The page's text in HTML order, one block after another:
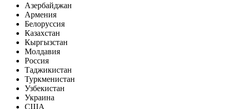
Азербайджан
Армения
Белоруссия
Казахстан
Кыргызстан
Молдавия
Россия
Таджикистан
Туркменистан
Узбекистан
Украина
США